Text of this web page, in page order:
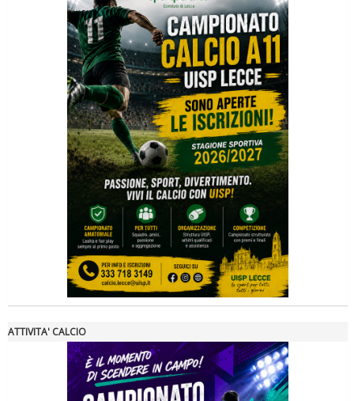
Tiziano Pesce a Radio InBlu2000 traccia il bilancio della stagione
Ddl Lobby, Uisp: “Il Parlamento valorizzi le nostre specificità"
ATTIVITA' CALCIO